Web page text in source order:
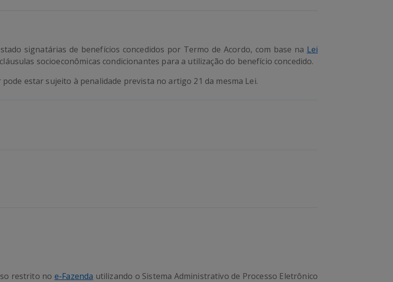
signatárias de benefícios concedidos por Termo de Acordo, com base na Lei
socioeconômicas condicionantes para a utilização do benefício concedido.
estar sujeito à penalidade prevista no artigo 21 da mesma Lei.
restrito no e-Fazenda utilizando o Sistema Administrativo de Processo Eletrônico